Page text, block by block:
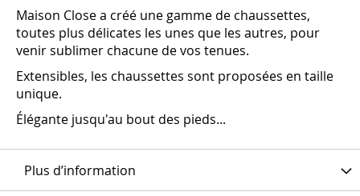
Maison Close a créé une gamme de chaussettes,
toutes plus délicates les unes que les autres, pour
venir sublimer chacune de vos tenues.
Extensibles, les chaussettes sont proposées en taille
unique.
Élégante jusqu'au bout des pieds...
Plus d’information